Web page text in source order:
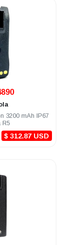
3200 mAh IP67
R5
$ 312.87 USD